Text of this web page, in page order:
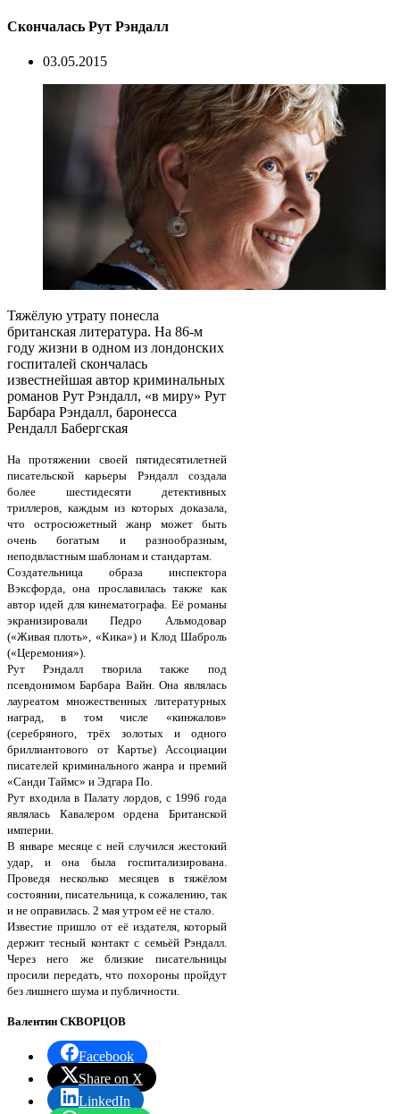
Скончалась Рут Рэндалл
03.05.2015
Тяжёлую утрату понесла
британская литература. На 86-м
году жизни в одном из лондонских
госпиталей скончалась
известнейшая автор криминальных
романов Рут Рэндалл, «в миру» Рут
Барбара Рэндалл, баронесса
Рендалл Бабергская
На протяжении своей пятидесятилетней
писательской карьеры Рэндалл создала
более шестидесяти детективных
триллеров, каждым из которых доказала,
что остросюжетный жанр может быть
очень богатым и разнообразным,
неподвластным шаблонам и стандартам.
Создательница образа инспектора
Вэксфорда, она прославилась также как
автор идей для кинематографа. Её романы
экранизировали Педро Альмодовар
(«Живая плоть», «Кика») и Клод Шаброль
(«Церемония»).
Рут Рэндалл творила также под
псевдонимом Барбара Вайн. Она являлась
лауреатом множественных литературных
наград, в том числе «кинжалов»
(серебряного, трёх золотых и одного
бриллиантового от Картье) Ассоциации
писателей криминального жанра и премий
«Санди Таймс» и Эдгара По.
Рут входила в Палату лордов, с 1996 года
являлась Кавалером ордена Британской
империи.
В январе месяце с ней случился жестокий
удар, и она была госпитализирована.
Проведя несколько месяцев в тяжёлом
состоянии, писательница, к сожалению, так
и не оправилась. 2 мая утром её не стало.
Известие пришло от её издателя, который
держит тесный контакт с семьёй Рэндалл.
Через него же близкие писательницы
просили передать, что похороны пройдут
без лишнего шума и публичности.
Валентин СКВОРЦОВ
Facebook
Share on X
LinkedIn